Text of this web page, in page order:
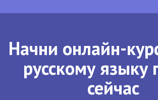
Начни онлайн-
русскому языку
сейчас